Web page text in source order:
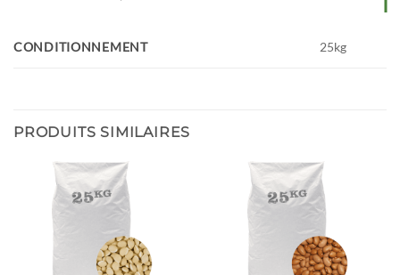
CONDITIONNEMENT 25kg
PRODUITS SIMILAIRES